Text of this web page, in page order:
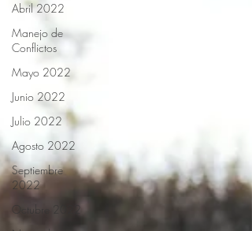
Abril 2022
Manejo de
Conflictos
Mayo 2022
Junio 2022
Julio 2022
Agosto 2022
Septiembre
2022
Octubre 2022